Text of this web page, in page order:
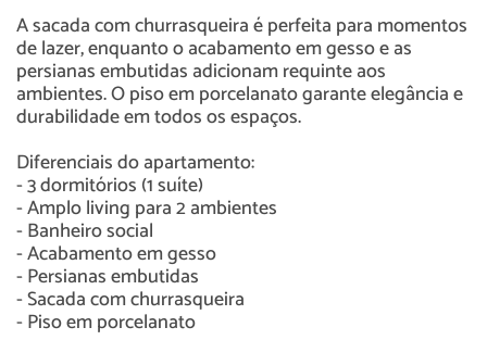
A sacada com churrasqueira é perfeita para momentos
de lazer, enquanto o acabamento em gesso e as
persianas embutidas adicionam requinte aos
ambientes. O piso em porcelanato garante elegância e
durabilidade em todos os espaços.
Diferenciais do apartamento:
- 3 dormitórios (1 suíte)
- Amplo living para 2 ambientes
- Banheiro social
- Acabamento em gesso
- Persianas embutidas
- Sacada com churrasqueira
- Piso em porcelanato